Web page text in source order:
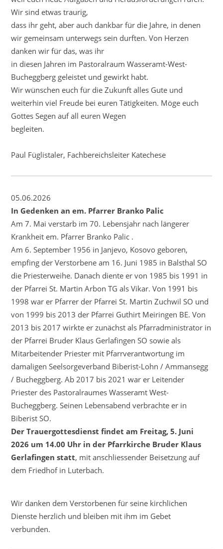
Wir sind etwas traurig,
dass ihr geht, aber auch dankbar für die Jahre, in denen
wir gemeinsam unterwegs sein durften. Von Herzen
danken wir für das, was ihr
in diesen Jahren im Pastoralraum Wasseramt-West-
Bucheggberg geleistet und gewirkt habt.
Wir wünschen euch für die Zukunft alles Gute und
weiterhin viel Freude bei euren Tätigkeiten. Möge euch
Gottes Segen auf all euren Wegen
begleiten.
Paul Füglistaler, Fachbereichsleiter Katechese
05.06.2026
In Gedenken an em. Pfarrer Branko Palic
Am 7. Mai verstarb im 70. Lebensjahr nach längerer
Krankheit em. Pfarrer Branko Palic .
Am 6. September 1956 in Janjevo, Kosovo geboren,
empfing der Verstorbene am 16. Juni 1985 in Balsthal SO
die Priesterweihe. Danach diente er von 1985 bis 1991 in
der Pfarrei St. Martin Arbon TG als Vikar. Von 1991 bis
1998 war er Pfarrer der Pfarrei St. Martin Zuchwil SO und
von 1999 bis 2013 der Pfarrei Guthirt Meiringen BE. Von
2013 bis 2017 wirkte er zunächst als Pfarradministrator in
der Pfarrei Bruder Klaus Gerlafingen SO sowie als
Mitarbeitender Priester mit Pfarrverantwortung im
damaligen Seelsorgeverband Biberist-Lohn / Ammansegg
/ Bucheggberg. Ab 2017 bis 2021 war er Leitender
Priester des Pastoralraumes Wasseramt West-
Bucheggberg. Seinen Lebensabend verbrachte er in
Biberist SO.
Der Trauergottesdienst findet am Freitag, 5. Juni
2026 um 14.00 Uhr in der Pfarrkirche Bruder Klaus
Gerlafingen statt, mit anschliessender Beisetzung auf
dem Friedhof in Luterbach.
Wir danken dem Verstorbenen für seine kirchlichen
Dienste herzlich und bleiben mit ihm im Gebet
verbunden.